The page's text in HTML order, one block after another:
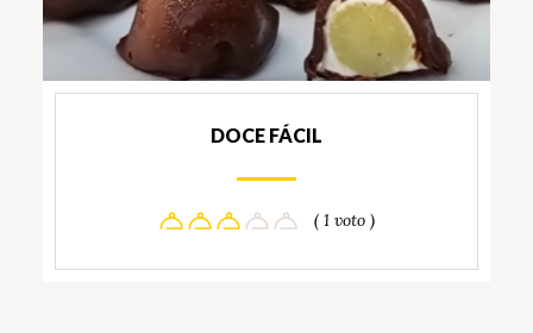
DOCE FÁCIL
( 1 voto )